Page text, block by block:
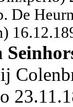
De